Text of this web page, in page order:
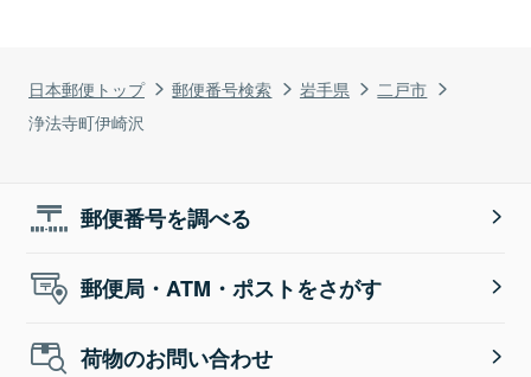
日本郵便トップ 郵便番号検索 岩手県
二戸市
浄法寺町伊崎沢
郵便番号を調べる
郵便局・ATM・ポストをさがす
荷物のお問い合わせ